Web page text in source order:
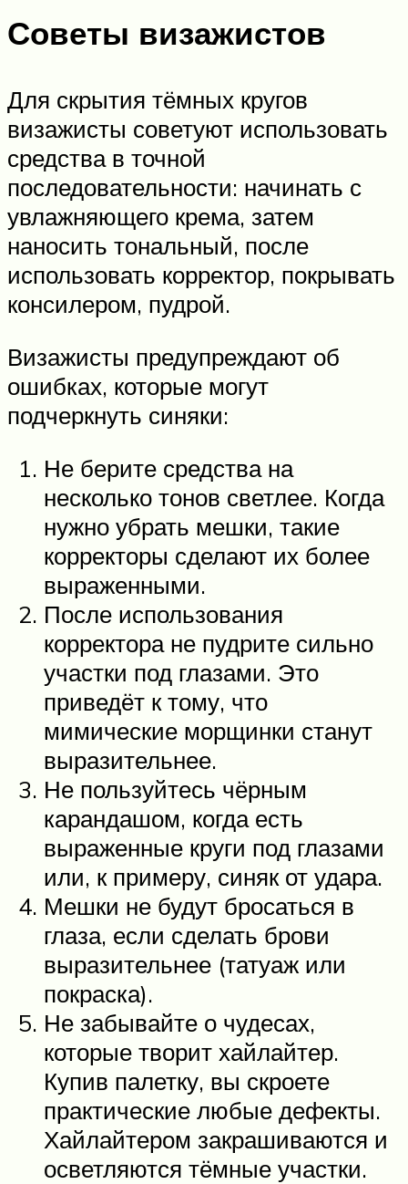
Советы визажистов
Для скрытия тёмных кругов
визажисты советуют использовать
средства в точной
последовательности: начинать с
увлажняющего крема, затем
наносить тональный, после
использовать корректор, покрывать
консилером, пудрой.
Визажисты предупреждают об
ошибках, которые могут
подчеркнуть синяки:
Не берите средства на
несколько тонов светлее. Когда
нужно убрать мешки, такие
корректоры сделают их более
выраженными.
После использования
корректора не пудрите сильно
участки под глазами. Это
приведёт к тому, что
мимические морщинки станут
выразительнее.
Не пользуйтесь чёрным
карандашом, когда есть
выраженные круги под глазами
или, к примеру, синяк от удара.
Мешки не будут бросаться в
глаза, если сделать брови
выразительнее (татуаж или
покраска).
Не забывайте о чудесах,
которые творит хайлайтер.
Купив палетку, вы скроете
практические любые дефекты.
Хайлайтером закрашиваются и
осветляются тёмные участки.